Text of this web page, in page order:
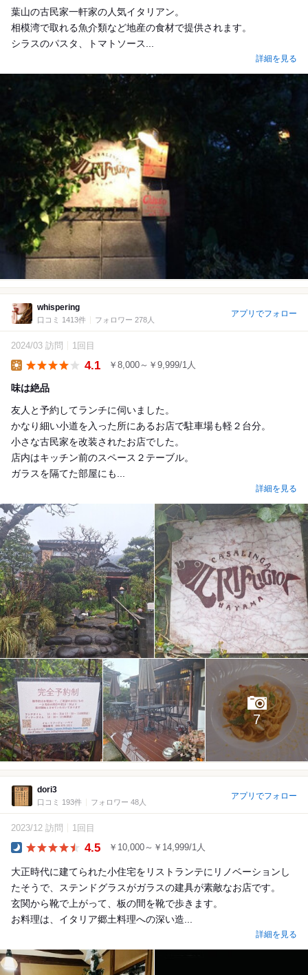
葉山の古民家一軒家の人気イタリアン。
相模湾で取れる魚介類など地産の食材で提供されます。
シラスのパスタ、トマトソース...
詳細を見る
whispering
口コミ 1413件 フォロワー 278人
アプリでフォロー
2024/03 訪問 1回目
4.1 ￥8,000～￥9,999/1人
味は絶品
友人と予約してランチに伺いました。
かなり細い小道を入った所にあるお店で駐車場も軽２台分。
小さな古民家を改装されたお店でした。
店内はキッチン前のスペース２テーブル。
ガラスを隔てた部屋にも...
詳細を見る
7
dori3
口コミ 193件 フォロワー 48人
アプリでフォロー
2023/12 訪問 1回目
4.5 ￥10,000～￥14,999/1人
大正時代に建てられた小住宅をリストランテにリノベーションし
たそうで、ステンドグラスがガラスの建具が素敵なお店です。
玄関から靴で上がって、板の間を靴で歩きます。
お料理は、イタリア郷土料理への深い造...
詳細を見る